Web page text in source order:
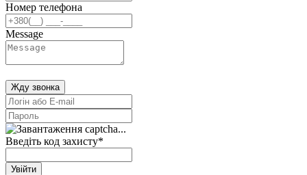
Номер телефона
Message
Жду звонка
Введіть код захисту*
Увійти